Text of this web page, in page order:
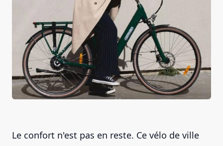
Le confort n'est pas en reste. Ce vélo de ville